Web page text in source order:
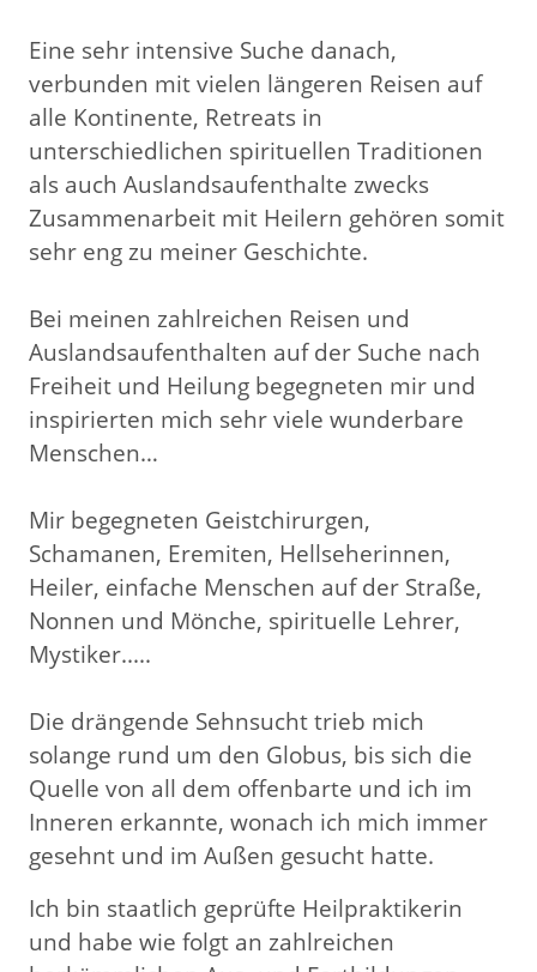
Eine sehr intensive Suche danach,
verbunden mit vielen längeren Reisen auf
alle Kontinente, Retreats in
unterschiedlichen spirituellen Traditionen
als auch Auslandsaufenthalte zwecks
Zusammenarbeit mit Heilern gehören somit
sehr eng zu meiner Geschichte.
Bei meinen zahlreichen Reisen und
Auslandsaufenthalten auf der Suche nach
Freiheit und Heilung begegneten mir und
inspirierten mich sehr viele wunderbare
Menschen…
Mir begegneten Geistchirurgen,
Schamanen, Eremiten, Hellseherinnen,
Heiler, einfache Menschen auf der Straße,
Nonnen und Mönche, spirituelle Lehrer,
Mystiker.....
Die drängende Sehnsucht trieb mich
solange rund um den Globus, bis sich die
Quelle von all dem offenbarte und ich im
Inneren erkannte, wonach ich mich immer
gesehnt und im Außen gesucht hatte.
Ich bin staatlich geprüfte Heilpraktikerin
und habe wie folgt an zahlreichen